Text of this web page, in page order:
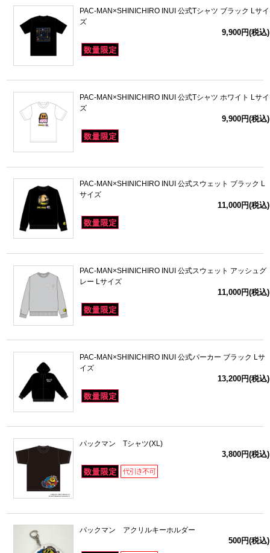
PAC-MAN×SHINICHIRO INUI 公式Tシャツ ブラック Lサイ
ズ
9,900円(税込)
PAC-MAN×SHINICHIRO INUI 公式Tシャツ ホワイト Lサイ
ズ
9,900円(税込)
PAC-MAN×SHINICHIRO INUI 公式スウェット ブラック L
サイズ
11,000円(税込)
PAC-MAN×SHINICHIRO INUI 公式スウェット アッシュグ
レー Lサイズ
11,000円(税込)
PAC-MAN×SHINICHIRO INUI 公式パーカー ブラック Lサ
イズ
13,200円(税込)
パックマン Tシャツ(XL)
3,800円(税込)
パックマン アクリルキーホルダー
500円(税込)